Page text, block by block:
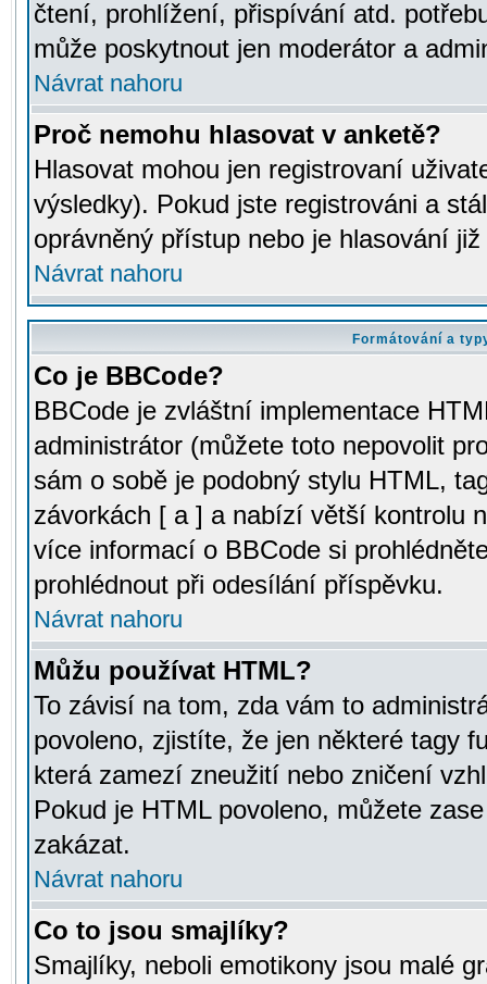
čtení, prohlížení, přispívání atd.
může poskytnout jen moderátor a
Návrat nahoru
Proč nemohu hlasovat v anketě?
Hlasovat mohou jen registrovaní
výsledky). Pokud jste registrováni a
oprávněný přístup nebo je hlasování
Návrat nahoru
Formátování a
Co je BBCode?
BBCode je zvláštní implementace
administrátor (můžete toto nepovolit
sám o sobě je podobný stylu HTML,
závorkách [ a ] a nabízí větší kontrolu
více informací o BBCode si
prohlédnout při odesílání příspěvku.
Návrat nahoru
Můžu používat HTML?
To závisí na tom, zda vám to
povoleno, zjistíte, že jen některé tagy
která zamezí zneužití nebo zničení
Pokud je HTML povoleno, můžete
zakázat.
Návrat nahoru
Co to jsou smajlíky?
Smajlíky, neboli emotikony jsou malé